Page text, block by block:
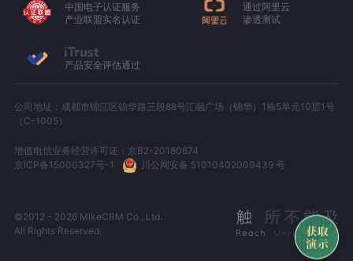
中国电子认证服务
产业联盟实名认证
通过阿里云
渗透测试
产品安全评估通过
公司地址：成都市锦江区锦华路三段88号汇融广场（锦华）1栋5单元10层1号
（C-1005）
增值电信业务经营许可证：京B2-20180674
京ICP备15000327号-1
川公网安备 51010402000439 号
©2012 - 2026 MikeCRM Co., Ltd.
All Rights Reserved.